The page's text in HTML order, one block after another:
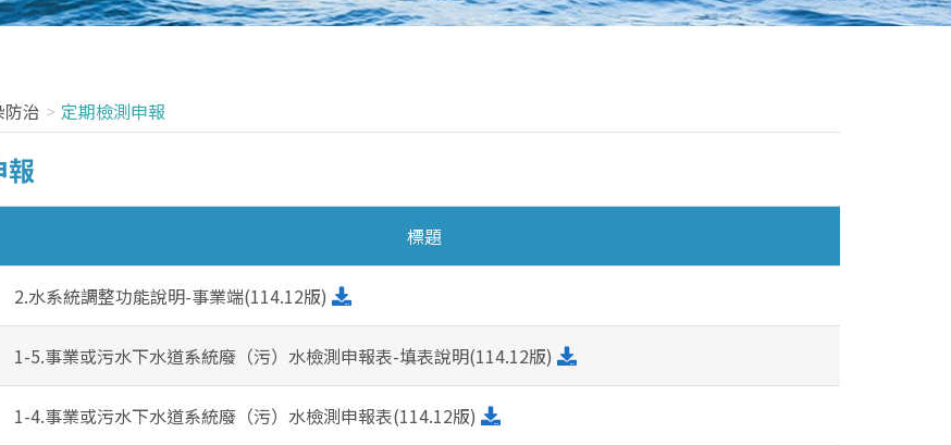
治 定期檢測申報
報
標題
2.水系統調整功能說明-事業端(114.12版)
1-5.事業或污水下水道系統廢（污）水檢測申報表-填表說明(114.12版)
1-4.事業或污水下水道系統廢（污）水檢測申報表(114.12版)